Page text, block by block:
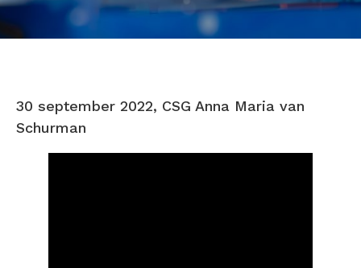
30 september 2022, CSG Anna Maria van
Schurman